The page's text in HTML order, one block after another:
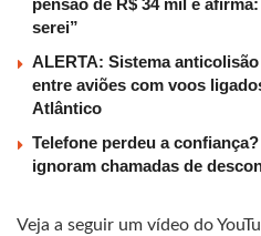
pensão de R$ 34 mil e
serei”
ALERTA: Sistema
entre aviões com voos
Atlântico
Telefone perdeu a
ignoram chamadas de
Veja a seguir um vídeo do